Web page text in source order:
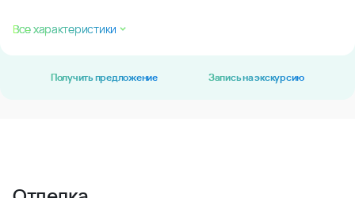
Все характеристики
Получить предложение Запись на экскурсию